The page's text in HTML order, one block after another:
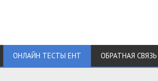
ОНЛАЙН ТЕСТЫ ЕНТ ОБРАТНАЯ СВЯЗЬ